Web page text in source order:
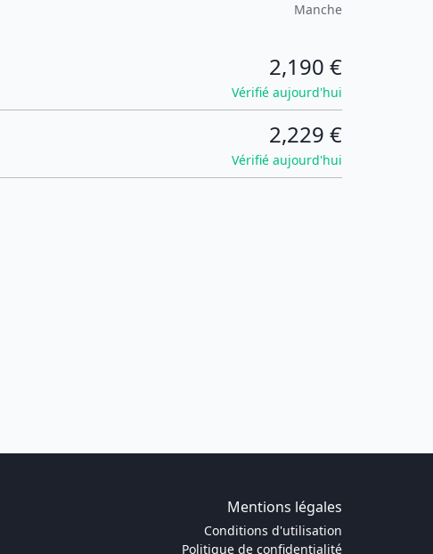
Manche
2,190 €
Vérifié aujourd'hui
2,229 €
Vérifié aujourd'hui
Mentions légales
Conditions d'utilisation
Politique de confidentialité